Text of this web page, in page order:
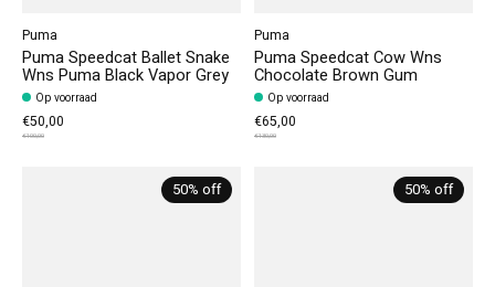
Puma
Puma Speedcat Ballet Snake
Wns Puma Black Vapor Grey
Op voorraad
€50,00
€100,00
Puma
Puma Speedcat Cow Wns
Chocolate Brown Gum
Op voorraad
€65,00
€130,00
50% off 50% off